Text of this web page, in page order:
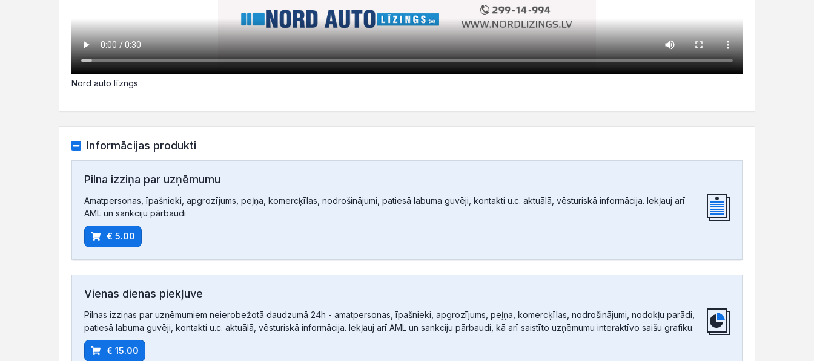
Nord auto līzngs
Informācijas produkti
Pilna izziņa par uzņēmumu
Amatpersonas, īpašnieki, apgrozījums, peļņa, komercķīlas, nodrošinājumi, patiesā labuma guvēji, kontakti u.c. aktuālā, vēsturiskā informācija. Iekļauj arī
AML un sankciju pārbaudi
€ 5.00
Vienas dienas piekļuve
Pilnas izziņas par uzņēmumiem neierobežotā daudzumā 24h - amatpersonas, īpašnieki, apgrozījums, peļņa, komercķīlas, nodrošinājumi, nodokļu parādi,
patiesā labuma guvēji, kontakti u.c. aktuālā, vēsturiskā informācija. Iekļauj arī AML un sankciju pārbaudi, kā arī saistīto uzņēmumu interaktīvo saišu grafiku.
€ 15.00